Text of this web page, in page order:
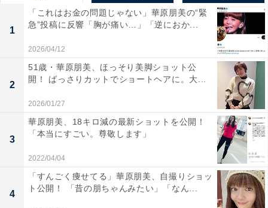
1
「これはお金の問題じゃない」華原朋美の“緊
急”投稿に反響「胸が痛い…」「逆におか...
2026/04/12
2
51歳・華原朋美、ほっそり美脚ショット公
開！ ばっさりカットでショートヘアに。大...
2026/01/27
3
華原朋美、18キロ減の最新ショットを公開！
「本当にすごい。尊敬します」
2022/04/04
4
「すんごく痩せてる」華原朋美、自撮りショッ
ト公開！ 「昔の朋ちゃんみたい」「なん...